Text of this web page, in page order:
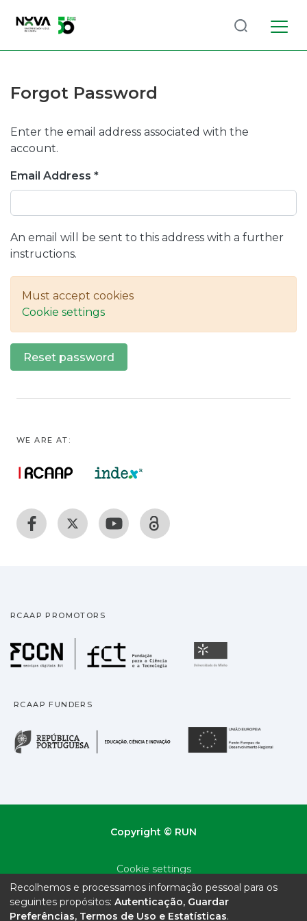
Communities
Browse repository
Entities
Log
(current)
Forgot Password
Enter the email address associated with the
account.
Email Address *
An email will be sent to this address with a further
instructions.
Must accept cookies
Cookie settings
Reset password
WE ARE AT:
RCAAP PROMOTORS
Fundação para a
RCAAP FUNDERS
República Portuguesa
Copyright © RUN
Cookie settings
Privacy policy
Recolhemos e processamos informação pessoal para os
seguintes propósitos: Autenticação, Guardar
Preferências, Termos de Uso e Estatísticas.